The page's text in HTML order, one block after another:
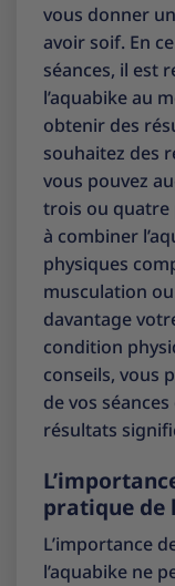
vous donner
avoir soif. En
séances, il est
l’aquabike au
obtenir des
souhaitez des
vous pouvez
trois ou quatre
à combiner
physiques
musculation
davantage
condition
conseils, vous
de vos
résultats
pratique de
L’importance
l’aquabike ne